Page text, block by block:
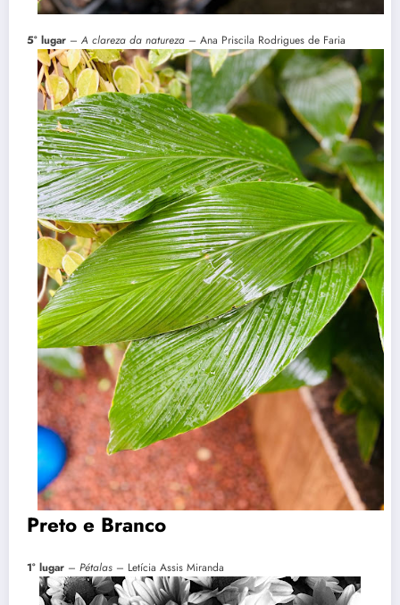
5° lugar – A clareza da natureza – Ana Priscila Rodrigues de Faria
Preto e Branco
1° lugar – Pétalas – Letícia Assis Miranda